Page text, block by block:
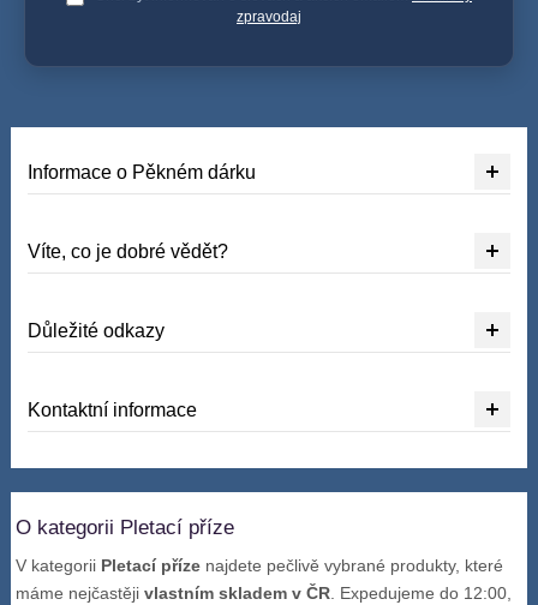
zpravodaj
Informace o Pěkném dárku
Víte, co je dobré vědět?
Důležité odkazy
Kontaktní informace
O kategorii Pletací příze
V kategorii Pletací příze najdete pečlivě vybrané produkty, které
máme nejčastějivlastním skladem v ČR . Expedujeme do 12:00,